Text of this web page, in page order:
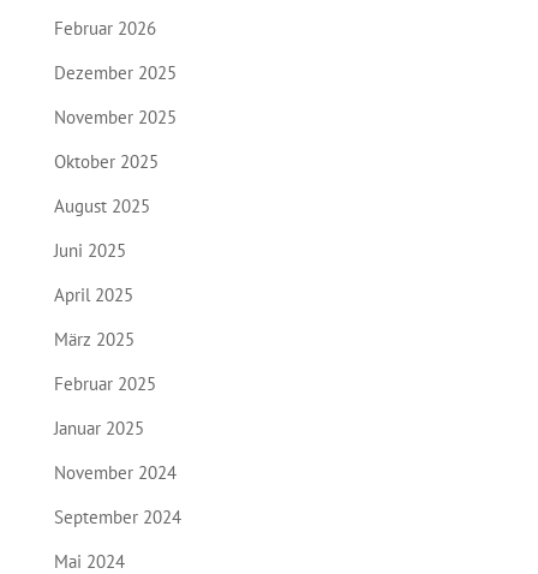
Februar 2026
Dezember 2025
November 2025
Oktober 2025
August 2025
Juni 2025
April 2025
März 2025
Februar 2025
Januar 2025
November 2024
September 2024
Mai 2024